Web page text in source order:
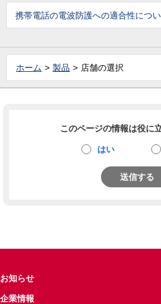
携帯電話の電波防護への適合性につ
ホーム 製品 店舗の選択
このページの情報は役に
はい
送信する
お知らせ
企業情報